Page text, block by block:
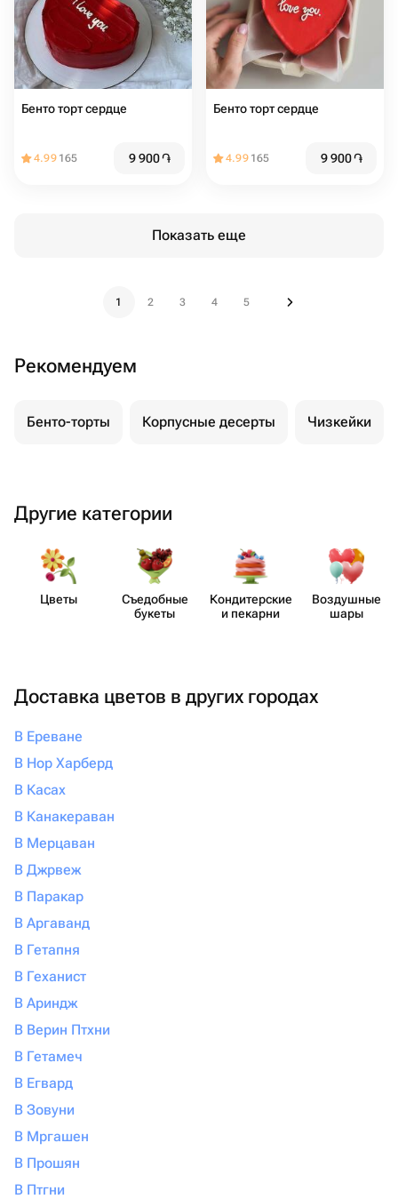
Бенто торт сердце
4.99 165 9 900֏
Бенто торт сердце
4.99 165 9 900֏
Показать еще
1 2 3 4 5
Рекомендуем
Бенто-торты Корпусные десерты Чизкейки
Другие категории
Цветы
Съедобные
букеты
Кондит​ерские
и пекарни
Воздушные
шары
Доставка цветов в других городах
В Ереване
В Нор Харберд
В Касах
В Канакераван
В Мерцаван
В Джрвеж
В Паракар
В Аргаванд
В Гетапня
В Геханист
В Ариндж
В Верин Птхни
В Гетамеч
В Егвард
В Зовуни
В Мргашен
В Прошян
В Птгни